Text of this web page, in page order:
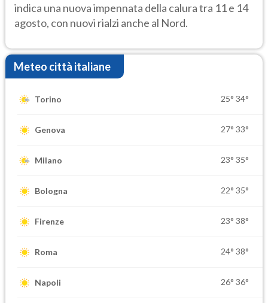
indica una nuova impennata della calura tra 11 e 14
agosto, con nuovi rialzi anche al Nord.
Meteo città italiane
Torino 25° 34°
Genova 27° 33°
Milano 23° 35°
Bologna 22° 35°
Firenze 23° 38°
Roma 24° 38°
Napoli 26° 36°